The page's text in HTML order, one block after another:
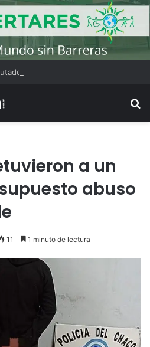
a un
abuso
11 1 minuto de lectura